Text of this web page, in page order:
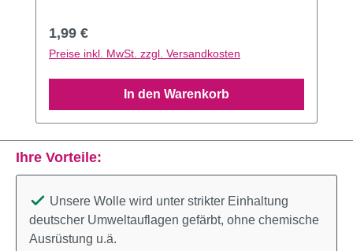
Regulärer Preis:
1,99 €
Preise inkl. MwSt. zzgl. Versandkosten
In den Warenkorb
Ihre Vorteile:
Unsere Wolle wird unter strikter Einhaltung
deutscher Umweltauflagen gefärbt, ohne chemische
Ausrüstung u.ä.